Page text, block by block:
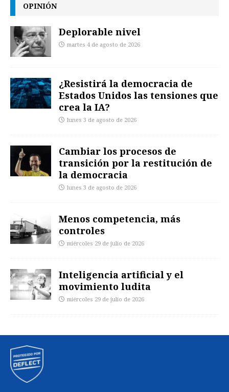
OPINIÓN
Deplorable nivel
martes 4 de agosto de 2026
¿Resistirá la democracia de
Estados Unidos las tensiones que
crea la IA?
lunes 3 de agosto de 2026
Cambiar los procesos de
transición por la restitución de
la democracia
lunes 3 de agosto de 2026
Menos competencia, más
controles
miércoles 29 de julio de 2026
Inteligencia artificial y el
movimiento ludita
miércoles 29 de julio de 2026